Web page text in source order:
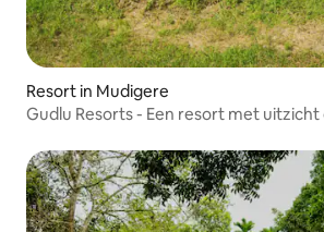
Resort in Mudigere
Gudlu Resorts - Een resort met uitzicht